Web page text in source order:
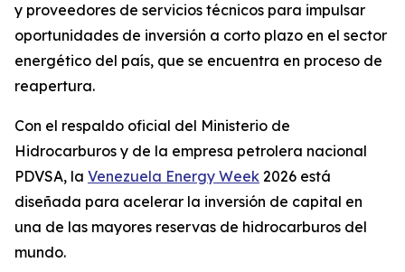
y proveedores de servicios técnicos para impulsar
oportunidades de inversión a corto plazo en el sector
energético del país, que se encuentra en proceso de
reapertura.
Con el respaldo oficial del Ministerio de
Hidrocarburos y de la empresa petrolera nacional
PDVSA, la Venezuela Energy Week 2026 está
diseñada para acelerar la inversión de capital en
una de las mayores reservas de hidrocarburos del
mundo.